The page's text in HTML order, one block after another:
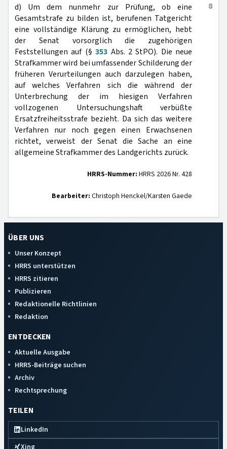
8
d) Um dem nunmehr zur Prüfung, ob eine
Gesamtstrafe zu bilden ist, berufenen Tatgericht
eine vollständige Klärung zu ermöglichen, hebt
der Senat vorsorglich die zugehörigen
Feststellungen auf (§353 Abs. 2 StPO). Die neue
Strafkammer wird bei umfassender Schilderung der
früheren Verurteilungen auch darzulegen haben,
auf welches Verfahren sich die während der
Unterbrechung der im hiesigen Verfahren
vollzogenen Untersuchungshaft verbüßte
Ersatzfreiheitsstrafe bezieht. Da sich das weitere
Verfahren nur noch gegen einen Erwachsenen
richtet, verweist der Senat die Sache an eine
allgemeine Strafkammer des Landgerichts zurück.
HRRS-Nummer: HRRS 2026 Nr. 428
Bearbeiter: Christoph Henckel/Karsten Gaede
ÜBER UNS
Unser Konzept
HRRS unterstützen
HRRS zitieren
Publizieren
Redaktionelle Richtlinien
Redaktion
ENTDECKEN
Aktuelle Ausgabe
HRRS-Beiträge suchen
Archiv
Rechtsprechung
TEILEN
LinkedIn
Xing